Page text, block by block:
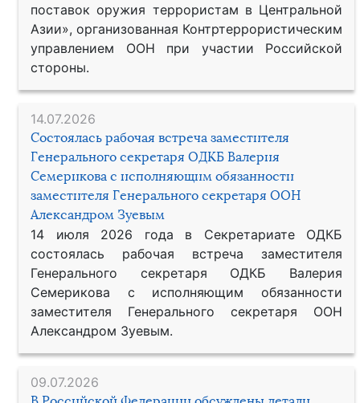
поставок оружия террористам в Центральной
Азии», организованная Контртеррористическим
управлением ООН при участии Российской
стороны.
14.07.2026
Состоялась рабочая встреча заместителя
Генерального секретаря ОДКБ Валерия
Семерикова с исполняющим обязанности
заместителя Генерального секретаря ООН
Александром Зуевым
14 июля 2026 года в Секретариате ОДКБ
состоялась рабочая встреча заместителя
Генерального секретаря ОДКБ Валерия
Семерикова с исполняющим обязанности
заместителя Генерального секретаря ООН
Александром Зуевым.
09.07.2026